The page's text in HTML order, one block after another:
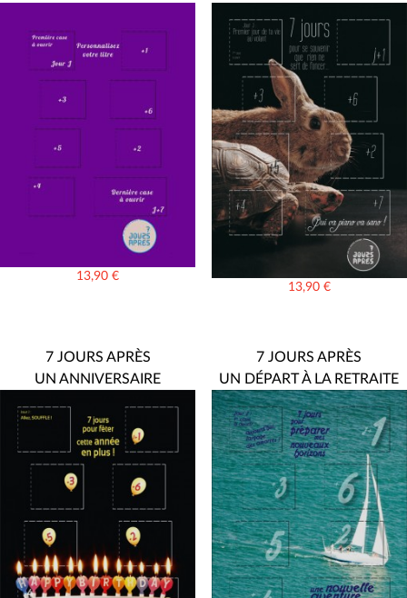
13,90€
13,90 €
7 JOURS APRÈS
UN ANNIVERSAIRE
7 JOURS APRÈS
UN DÉPART À LA RETRAITE